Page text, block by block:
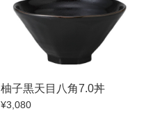
柚子黒天目八角7.0丼
¥3,080